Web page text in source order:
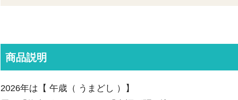
商品説明
2026年は【 午歳（ うまどし ）】